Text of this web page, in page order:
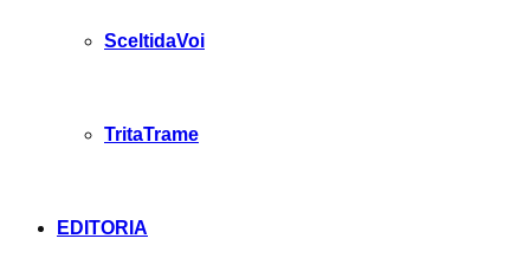
SceltidaVoi
TritaTrame
EDITORIA